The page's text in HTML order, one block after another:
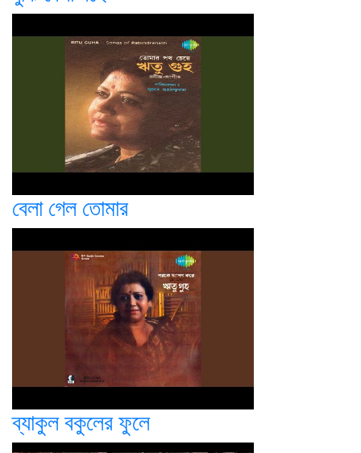
বেলা গেল তোমার
ব্যাকুল বকুলের ফুলে